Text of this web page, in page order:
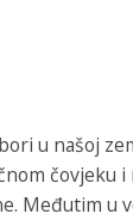
u našoj
čovjeku i
Međutim u